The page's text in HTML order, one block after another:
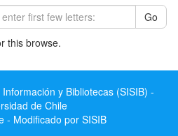
Go
this browse.
y Bibliotecas (SISIB) -
de Chile
- Modificado por SISIB